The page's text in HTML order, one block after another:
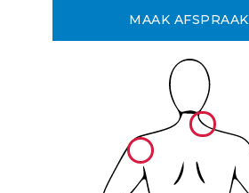
MAAK AFSPRAAK